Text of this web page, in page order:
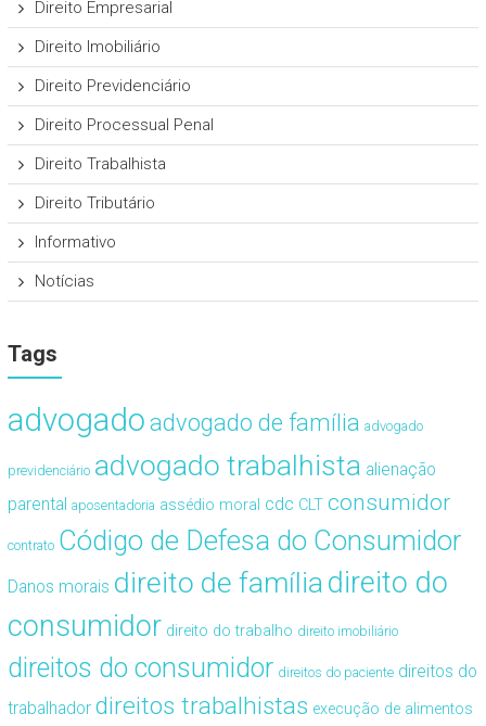
Direito Empresarial
Direito Imobiliário
Direito Previdenciário
Direito Processual Penal
Direito Trabalhista
Direito Tributário
Informativo
Notícias
Tags
advogado advogado de família advogado
previdenciário advogado trabalhista alienação
parental aposentadoria assédio moral cdc CLT consumidor
contrato Código de Defesa do Consumidor
Danos morais direito de famíliadireito do
consumidor direito do trabalho direito imobiliário
direitos do consumidor direitos do paciente direitos do
trabalhador direitos trabalhistas execução de alimentos